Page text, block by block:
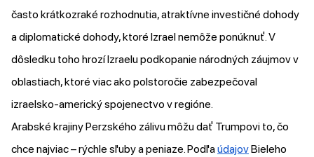
často krátkozraké rozhodnutia, atraktívne investičné dohody
a diplomatické dohody, ktoré Izrael nemôže ponúknuť. V
dôsledku toho hrozí Izraelu podkopanie národných záujmov v
oblastiach, ktoré viac ako polstoročie zabezpečoval
izraelsko-americký spojenectvo v regióne.
Arabské krajiny Perzského zálivu môžu dať Trumpovi to, čo
chce najviac – rýchle sľuby a peniaze. PodľaúdajovBieleho